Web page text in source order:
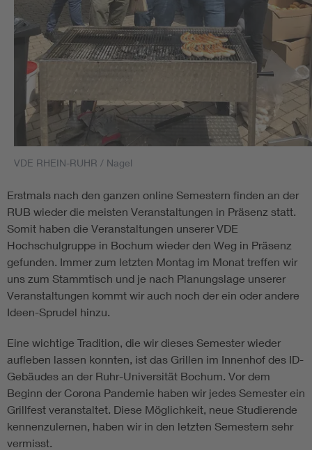
VDE RHEIN-RUHR / Nagel
Erstmals nach den ganzen online Semestern finden an der
RUB wieder die meisten Veranstaltungen in Präsenz statt.
Somit haben die Veranstaltungen unserer VDE
Hochschulgruppe in Bochum wieder den Weg in Präsenz
gefunden. Immer zum letzten Montag im Monat treffen wir
uns zum Stammtisch und je nach Planungslage unserer
Veranstaltungen kommt wir auch noch der ein oder andere
Ideen-Sprudel hinzu.
Eine wichtige Tradition, die wir dieses Semester wieder
aufleben lassen konnten, ist das Grillen im Innenhof des ID-
Gebäudes an der Ruhr-Universität Bochum. Vor dem
Beginn der Corona Pandemie haben wir jedes Semester ein
Grillfest veranstaltet. Diese Möglichkeit, neue Studierende
kennenzulernen, haben wir in den letzten Semestern sehr
vermisst.